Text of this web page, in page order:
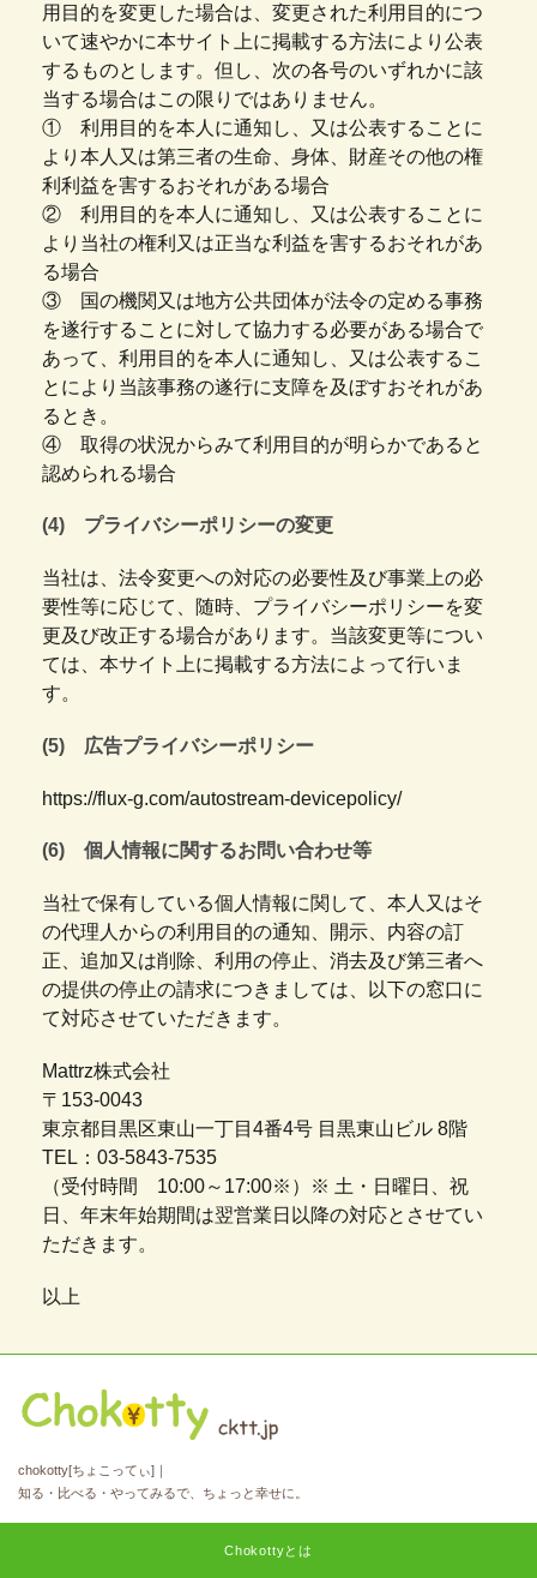
用目的を変更した場合は、変更された利用目的につ
いて速やかに本サイト上に掲載する方法により公表
するものとします。但し、次の各号のいずれかに該
当する場合はこの限りではありません。
① 利用目的を本人に通知し、又は公表することに
より本人又は第三者の生命、身体、財産その他の権
利利益を害するおそれがある場合
② 利用目的を本人に通知し、又は公表することに
より当社の権利又は正当な利益を害するおそれがあ
る場合
③ 国の機関又は地方公共団体が法令の定める事務
を遂行することに対して協力する必要がある場合で
あって、利用目的を本人に通知し、又は公表するこ
とにより当該事務の遂行に支障を及ぼすおそれがあ
るとき。
④ 取得の状況からみて利用目的が明らかであると
認められる場合
(4) プライバシーポリシーの変更
当社は、法令変更への対応の必要性及び事業上の必
要性等に応じて、随時、プライバシーポリシーを変
更及び改正する場合があります。当該変更等につい
ては、本サイト上に掲載する方法によって行いま
す。
(5) 広告プライバシーポリシー
https://flux-g.com/autostream-devicepolicy/
(6) 個人情報に関するお問い合わせ等
当社で保有している個人情報に関して、本人又はそ
の代理人からの利用目的の通知、開示、内容の訂
正、追加又は削除、利用の停止、消去及び第三者へ
の提供の停止の請求につきましては、以下の窓口に
て対応させていただきます。
Mattrz株式会社
〒153-0043
東京都目黒区東山一丁目4番4号 目黒東山ビル 8階
TEL：03-5843-7535
（受付時間 10:00～17:00※）※ 土・日曜日、祝
日、年末年始期間は翌営業日以降の対応とさせてい
ただきます。
以上
chokotty[ちょこってぃ]｜
知る・比べる・やってみるで、ちょっと幸せに。
Chokottyとは